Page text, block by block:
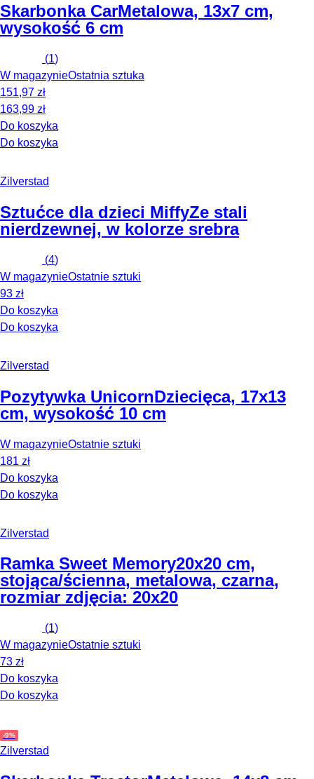
Skarbonka CarMetalowa, 13x7 cm,
wysokość 6 cm
(1)
W magazynieOstatnia sztuka
151,97 zł
163,99 zł
Do koszyka
Do koszyka
Zilverstad
Sztućce dla dzieci MiffyZe stali
nierdzewnej, w kolorze srebra
(4)
W magazynieOstatnie sztuki
93 zł
Do koszyka
Do koszyka
Zilverstad
Pozytywka UnicornDziecięca, 17x13
cm, wysokość 10 cm
W magazynieOstatnie sztuki
181 zł
Do koszyka
Do koszyka
Zilverstad
Ramka Sweet Memory20x20 cm,
stojąca/ścienna, metalowa, czarna,
rozmiar zdjęcia: 20x20
(1)
W magazynieOstatnie sztuki
73 zł
Do koszyka
Do koszyka
-9%
Zilverstad